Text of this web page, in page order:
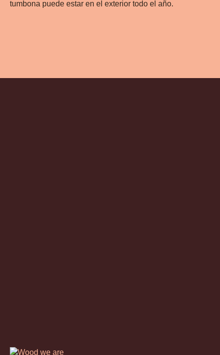
tumbona puede estar en el exterior todo el año.